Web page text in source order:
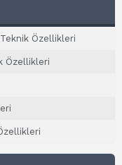
Özellikleri
Özellikleri